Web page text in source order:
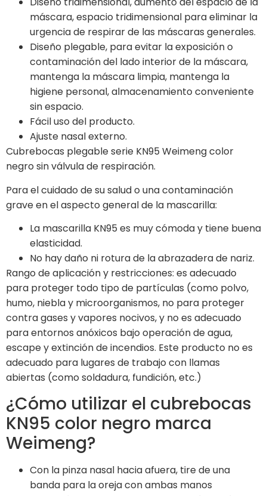
máscara, espacio tridimensional para eliminar la
urgencia de respirar de las máscaras generales.
Diseño plegable, para evitar la exposición o
contaminación del lado interior de la máscara,
mantenga la máscara limpia, mantenga la
higiene personal, almacenamiento conveniente
sin espacio.
Fácil uso del producto.
Ajuste nasal externo.
Cubrebocas plegable serie KN95 Weimeng color
negro sin válvula de respiración.
Para el cuidado de su salud o una contaminación
grave en el aspecto general de la mascarilla:
La mascarilla KN95 es muy cómoda y tiene buena
elasticidad.
No hay daño ni rotura de la abrazadera de nariz.
Rango de aplicación y restricciones: es adecuado
para proteger todo tipo de partículas (como polvo,
humo, niebla y microorganismos, no para proteger
contra gases y vapores nocivos, y no es adecuado
para entornos anóxicos bajo operación de agua,
escape y extinción de incendios. Este producto no es
adecuado para lugares de trabajo con llamas
abiertas (como soldadura, fundición, etc.)
¿Cómo utilizar el cubrebocas
KN95 color negro marca
Weimeng?
Con la pinza nasal hacia afuera, tire de una
banda para la oreja con ambas manos